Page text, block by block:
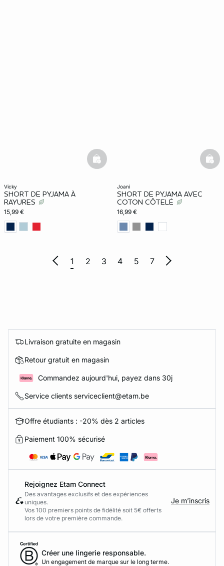
vicky
SHORT DE PYJAMA À
RAYURES
15,99 €
basketfull
joani
SHORT DE PYJAMA AVEC
COTON CÔTELÉ
16,99 €
1 2 3 4 5 7
Livraison gratuite en magasin
Retour gratuit en magasin
Commandez aujourd'hui, payez dans 30j
Service clients serviceclient@etam.be
Offre étudiants : -20% dès 2 articles
Paiement 100% sécurisé
Rejoignez Etam Connect
Des avantages exclusifs et des expériences
uniques.
Vos 100 premiers points de fidélité soit 5€ offerts
lors de votre première commande.​
Je m’inscris
Créer une lingerie responsable.
Un engagement de marque sur le long terme.